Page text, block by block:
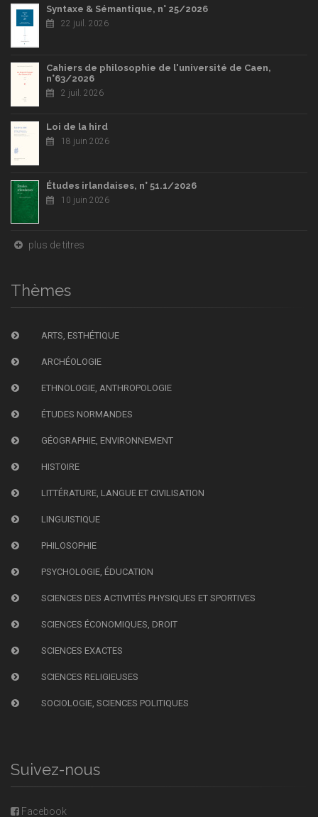
Syntaxe & Sémantique, n° 25/2026
22 juil. 2026
Cahiers de philosophie de l'université de Caen,
n°63/2026
2 juil. 2026
Loi de la hird
18 juin 2026
Études irlandaises, n° 51.1/2026
10 juin 2026
plus de titres
Thèmes
ARTS, ESTHÉTIQUE
ARCHÉOLOGIE
ETHNOLOGIE, ANTHROPOLOGIE
ÉTUDES NORMANDES
GÉOGRAPHIE, ENVIRONNEMENT
HISTOIRE
LITTÉRATURE, LANGUE ET CIVILISATION
LINGUISTIQUE
PHILOSOPHIE
PSYCHOLOGIE, ÉDUCATION
SCIENCES DES ACTIVITÉS PHYSIQUES ET SPORTIVES
SCIENCES ÉCONOMIQUES, DROIT
SCIENCES EXACTES
SCIENCES RELIGIEUSES
SOCIOLOGIE, SCIENCES POLITIQUES
Suivez-nous
Facebook